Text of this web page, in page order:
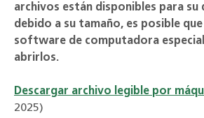
archivos están disponibles para su
debido a su tamaño, es posible
software de computadora
abrirlos.
Descargar archivo legible por
2025)